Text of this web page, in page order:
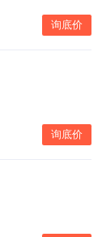
询底价
询底价